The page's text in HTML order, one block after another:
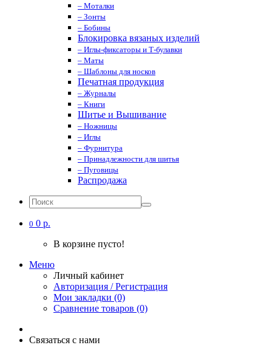
– Моталки
– Зонты
– Бобины
Блокировка вязаных изделий
– Иглы-фиксаторы и Т-булавки
– Маты
– Шаблоны для носков
Печатная продукция
– Журналы
– Книги
Шитье и Вышивание
– Ножницы
– Иглы
– Фурнитура
– Принадлежности для шитья
– Пуговицы
Распродажа
0 0 р.
В корзине пусто!
Меню
Личный кабинет
Авторизация / Регистрация
Мои закладки (0)
Сравнение товаров (0)
Связаться с нами